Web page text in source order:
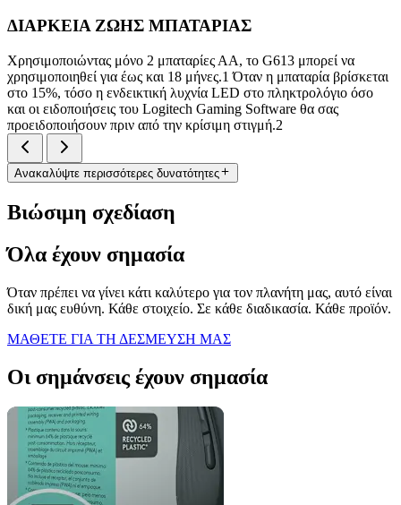
ΔΙΑΡΚΕΙΑ ΖΩΗΣ ΜΠΑΤΑΡΙΑΣ
Χρησιμοποιώντας μόνο 2 μπαταρίες ΑΑ, το G613 μπορεί να
χρησιμοποιηθεί για έως και 18 μήνες.1 Όταν η μπαταρία βρίσκεται
στο 15%, τόσο η ενδεικτική λυχνία LED στο πληκτρολόγιο όσο
και οι ειδοποιήσεις του Logitech Gaming Software θα σας
προειδοποιήσουν πριν από την κρίσιμη στιγμή.2
Ανακαλύψτε περισσότερες δυνατότητες
Βιώσιμη σχεδίαση
Όλα έχουν σημασία
Όταν πρέπει να γίνει κάτι καλύτερο για τον πλανήτη μας, αυτό είναι
δική μας ευθύνη. Κάθε στοιχείο. Σε κάθε διαδικασία. Κάθε προϊόν.
ΜΑΘΕΤΕ ΓΙΑ ΤΗ ΔΕΣΜΕΥΣΗ ΜΑΣ
Οι σημάνσεις έχουν σημασία